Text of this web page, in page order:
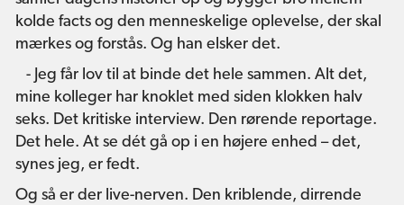
kolde facts og den menneskelige oplevelse, der skal
mærkes og forstås. Og han elsker det.
- Jeg får lov til at binde det hele sammen. Alt det,
mine kolleger har knoklet med siden klokken halv
seks. Det kritiske interview. Den rørende reportage.
Det hele. At se dét gå op i en højere enhed – det,
synes jeg, er fedt.
Og så er der live-nerven. Den kriblende, dirrende